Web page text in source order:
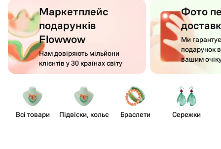
Маркетплейс
подарунків
Flowwow
Нам довіряють мільйони
клієнтів у 30 країнах світу
Фото
Ми
подарунок
вашим
Всі товари Підвіски, кольє Браслети Сережки